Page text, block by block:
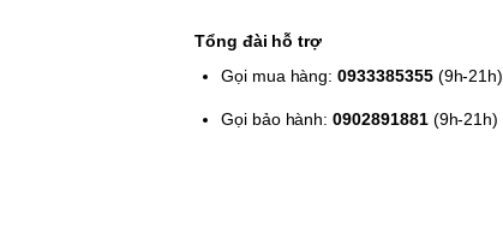
Tổng đài hỗ trợ
Gọi mua hàng:0933385355(9h-21h)
Gọi bảo hành:0902891881(9h-21h)